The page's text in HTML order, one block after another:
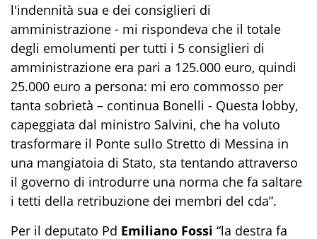
l'indennità sua e dei consiglieri di
amministrazione - mi rispondeva che il totale
degli emolumenti per tutti i 5 consiglieri di
amministrazione era pari a 125.000 euro, quindi
25.000 euro a persona: mi ero commosso per
tanta sobrietà – continua Bonelli - Questa lobby,
capeggiata dal ministro Salvini, che ha voluto
trasformare il Ponte sullo Stretto di Messina in
una mangiatoia di Stato, sta tentando attraverso
il governo di introdurre una norma che fa saltare
i tetti della retribuzione dei membri del cda”.
Per il deputato Pd Emiliano Fossi “la destra fa